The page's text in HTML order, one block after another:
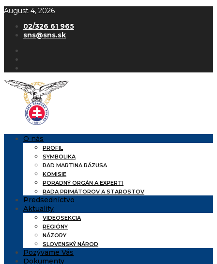
August 4, 2026
02/326 61 965
sns@sns.sk
O nás
PROFIL
SYMBOLIKA
RAD MARTINA RÁZUSA
KOMISIE
PORADNÝ ORGÁN A EXPERTI
RADA PRIMÁTOROV A STAROSTOV
Predsedníctvo
Aktuality
VIDEOSEKCIA
REGIÓNY
NÁZORY
SLOVENSKÝ NÁROD
Pozývame Vás
Dokumenty